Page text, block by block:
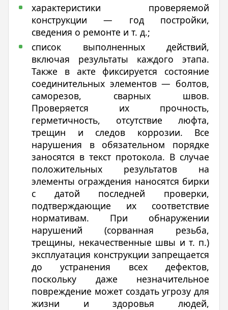
характеристики проверяемой
конструкции — год постройки,
сведения о ремонте и т. д.;
список выполненных действий,
включая результаты каждого этапа.
Также в акте фиксируется состояние
соединительных элементов — болтов,
саморезов, сварных швов.
Проверяется их прочность,
герметичность, отсутствие люфта,
трещин и следов коррозии. Все
нарушения в обязательном порядке
заносятся в текст протокола. В случае
положительных результатов на
элементы ограждения наносятся бирки
с датой последней проверки,
подтверждающие их соответствие
нормативам. При обнаружении
нарушений (сорванная резьба,
трещины, некачественные швы и т. п.)
эксплуатация конструкции запрещается
до устранения всех дефектов,
поскольку даже незначительное
повреждение может создать угрозу для
жизни и здоровья людей,